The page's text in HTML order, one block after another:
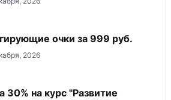
очки за 999 руб.
2026
30% на курс "Развитие